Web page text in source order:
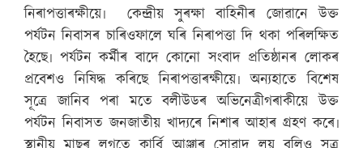
নিৰাপত্তাৰক্ষীয়ে৷ কেন্দ্ৰীয় সুৰক্ষা বাহিনীৰ জোৱানে উক্ত
পৰ্যটন নিবাসৰ চাৰিওফালে ঘৰি নিৰাপত্তা দি থকা পৰিলক্ষিত
হৈছে৷ পৰ্যটন কৰ্মীৰ বাদে কোনো সংবাদ প্ৰতিষ্ঠানৰ লোকৰ
প্ৰবেশও নিষিদ্ধ কৰিছে নিৰাপত্তাৰক্ষীয়ে৷ অন্যহাতে বিশেষ
সূত্ৰে জানিব পৰা মতে বলীউডৰ অভিনেত্ৰীগৰাকীয়ে উক্ত
পৰ্যটন নিবাসত জনজাতীয় খাদ্যৰে নিশাৰ আহাৰ গ্ৰহণ কৰে৷